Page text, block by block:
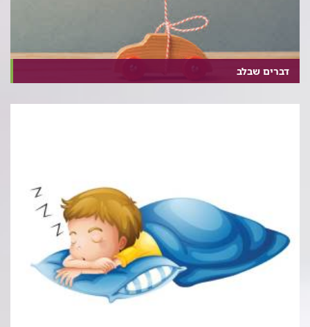
דברים שבלב